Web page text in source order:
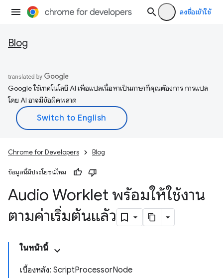
ลงชื่อเข้าใช้
Blog
Google ใช้เทคโนโลยี AI เพื่อแปลเนื้อหาเป็นภาษาที่คุณต้องการ การแปล
โดย AI อาจมีข้อผิดพลาด
Chrome for Developers Blog
ข้อมูลนี้มีประโยชน์ไหม
Audio Worklet พร้อมให้ใช้งาน
ตามค่าเริ่มต้นแล้ว
ในหน้านี้
เบื้องหลัง: ScriptProcessorNode